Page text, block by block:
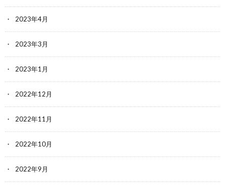
2023年4月
2023年3月
2023年1月
2022年12月
2022年11月
2022年10月
2022年9月